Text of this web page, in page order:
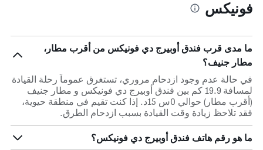
فونيكس
ما مدى قرب فندق أوبيرج دي فونيكس من أقرب مطار،
مطار جنيف؟
في حالة عدم وجود ازدحام مروري، تستغرق عموماً رحلة القيادة
لمسافة 19.9 كم بين فندق أوبيرج دي فونيكس و مطار جنيف
(أقرب مطار) حوالي 0س 15د. إذا كنت تقيم في منطقة حيوية،
فقد تلاحظ زيادة وقت القيادة بسبب ازدحام الطرق.
ما هو رقم هاتف فندق أوبيرج دي فونيكس؟